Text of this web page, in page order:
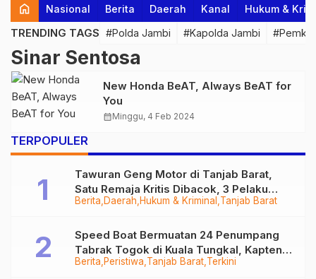
home Nasional Berita Daerah Kanal Hukum &
TRENDING TAGS #Polda Jambi #Kapolda Jambi
Sinar Sentosa
New Honda BeAT, Always BeAT for
You
calendar_monthMinggu, 4 Feb 2024
TERPOPULER
Berita Daerah Hukum & Kriminal Tanjab Barat
Tawuran Geng Motor di Tanjab Barat,
Satu Remaja Kritis Dibacok, 3 Pelaku
Ditangkap
Berita Peristiwa Tanjab Barat Terkini
Speed Boat Bermuatan 24 Penumpang
Tabrak Togok di Kuala Tungkal, Kapten
Sempat Hilang